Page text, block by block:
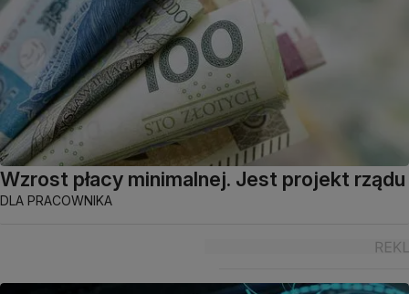
Wzrost płacy minimalnej. Jest projekt rządu
DLA PRACOWNIKA